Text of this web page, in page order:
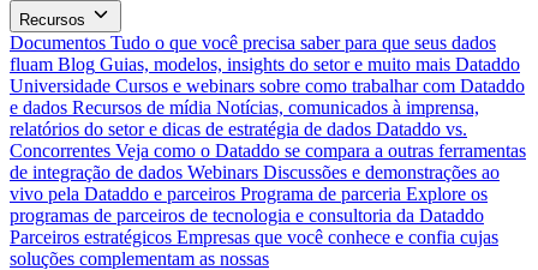
Recursos
Documentos Tudo o que você precisa saber para que seus dados
fluam Blog Guias, modelos, insights do setor e muito mais Dataddo
Universidade Cursos e webinars sobre como trabalhar com Dataddo
e dados Recursos de mídia Notícias, comunicados à imprensa,
relatórios do setor e dicas de estratégia de dados Dataddo vs.
Concorrentes Veja como o Dataddo se compara a outras ferramentas
de integração de dados Webinars Discussões e demonstrações ao
vivo pela Dataddo e parceiros Programa de parceria Explore os
programas de parceiros de tecnologia e consultoria da Dataddo
Parceiros estratégicos Empresas que você conhece e confia cujas
soluções complementam as nossas